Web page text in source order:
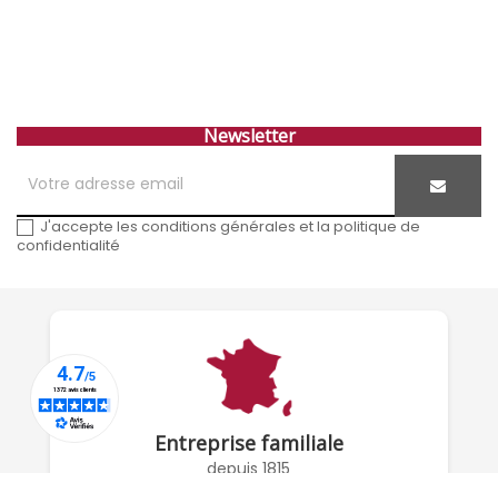
Newsletter
J'accepte les conditions générales et la politique de
confidentialité
Entreprise familiale
depuis 1815